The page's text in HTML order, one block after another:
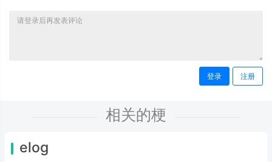
登录 注册
相关的梗
elog